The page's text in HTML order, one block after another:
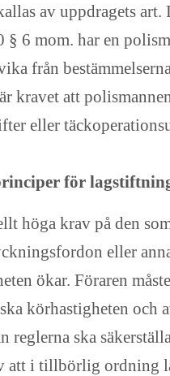
av uppdragets
6 mom. har en
från
kravet att
eller
för
höga krav på den
eller
ökar. Föraren
körhastigheten och
reglerna ska
att i tillbörlig ordning